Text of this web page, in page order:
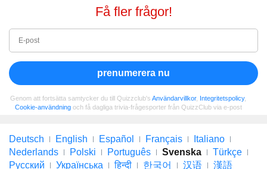
Få fler frågor!
prenumerera nu
Genom att fortsätta samtycker du till Quizzclub's Användarvillkor, Integritetspolicy,
Cookie-användningoch få dagliga trivia-frågesporter från QuizzClub via e-post
Deutsch English Español Français
Italiano
Nederlands
Polski Português Svenska
Türkçe
Русский
Українська हिन्दी 한국어 汉语 漢語